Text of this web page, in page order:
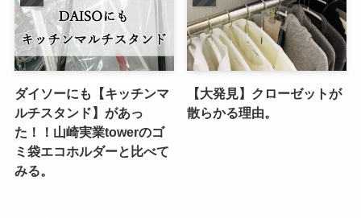
ダイソーにも【キッチンマ
ルチスタンド】があっ
た！！山崎実業towerのゴ
ミ袋エコホルダーと比べて
みる。
【大発見】クローゼットが
散らかる理由。